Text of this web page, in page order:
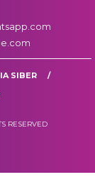
SIBER
RESERVED